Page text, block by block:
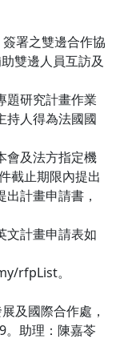
署之雙邊合作協
雙邊人員互訪及
題研究計畫作業
持人得為法國國
會及法方指定機
截止期限內提出
計畫申請書，
文計畫申請表如
rfpList。
及國際合作處，
。助理：陳嘉苓